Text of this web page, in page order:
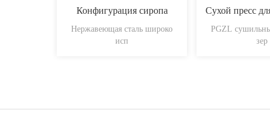
Конфигурация сиропа
Нержавеющая сталь широко
исп
PGZL
зер